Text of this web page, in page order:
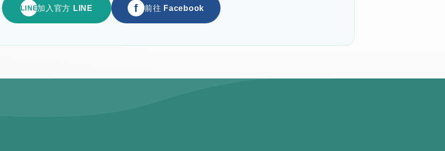
LINE加入官方 LINE f 前往 Facebook